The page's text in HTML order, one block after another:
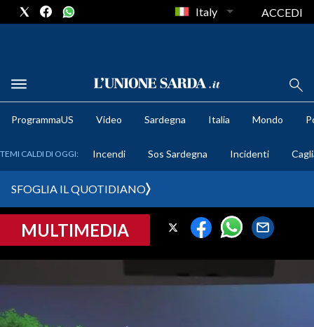
METEO
CRONACA SARDEGNA
MEDIO CAMPIDANO
Italy ACCEDI
ProgrammaUS Video Sardegna Italia Mondo
TEMI CALDI DI OGGI: Incendi Sos Sardegna Incidenti
SFOGLIA IL QUOTIDIANO
MULTIMEDIA